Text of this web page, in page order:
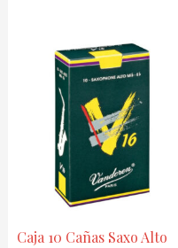
Caja 10 Cañas Saxo Alto